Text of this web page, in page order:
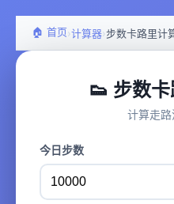
🏠 首页›计算器›步数卡路里计
👟 步数
计算走
今日步数